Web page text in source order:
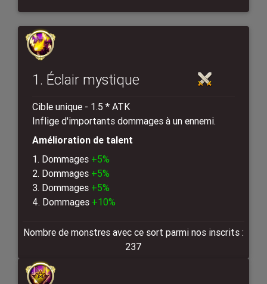
1. Éclair mystique
Cible unique - 1.5 * ATK
Inflige d'importants dommages à un ennemi.
Amélioration de talent
1. Dommages +5%
2. Dommages +5%
3. Dommages +5%
4. Dommages +10%
Nombre de monstres avec ce sort parmi nos inscrits :
237